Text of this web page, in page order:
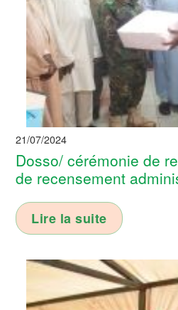
21/07/2024
Dosso/ cérémonie de
de recensement
Lire la suite